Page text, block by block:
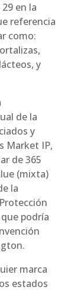
en la
referencia
como:
y
de la
y
Market IP,
de 365
(mixta)
la
podría
marca
estados